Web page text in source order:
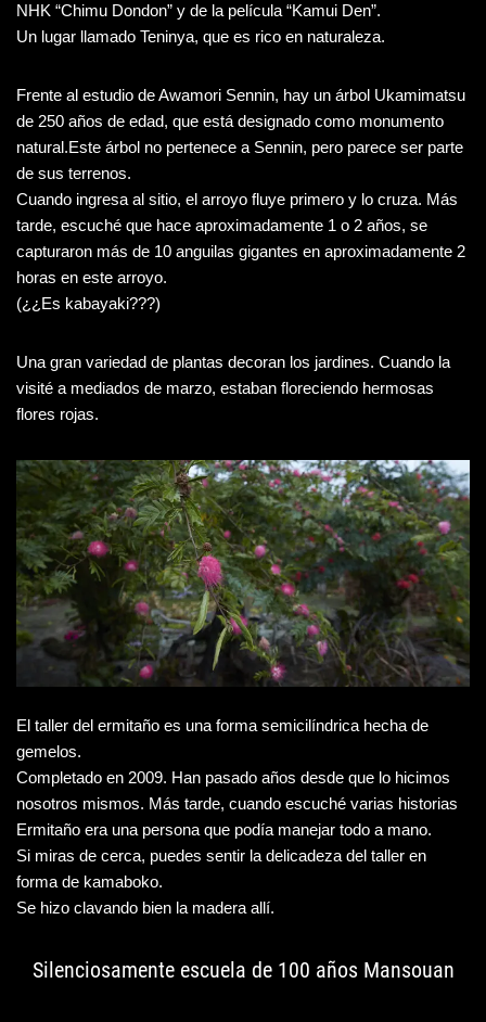
NHK “Chimu Dondon” y de la película “Kamui Den”.
Un lugar llamado Teninya, que es rico en naturaleza.
Frente al estudio de Awamori Sennin, hay un árbol Ukamimatsu
de 250 años de edad, que está designado como monumento
natural.Este árbol no pertenece a Sennin, pero parece ser parte
de sus terrenos.
Cuando ingresa al sitio, el arroyo fluye primero y lo cruza. Más
tarde, escuché que hace aproximadamente 1 o 2 años, se
capturaron más de 10 anguilas gigantes en aproximadamente 2
horas en este arroyo.
(¿¿Es kabayaki???)
Una gran variedad de plantas decoran los jardines. Cuando la
visité a mediados de marzo, estaban floreciendo hermosas
flores rojas.
El taller del ermitaño es una forma semicilíndrica hecha de
gemelos.
Completado en 2009. Han pasado años desde que lo hicimos
nosotros mismos. Más tarde, cuando escuché varias historias
Ermitaño era una persona que podía manejar todo a mano.
Si miras de cerca, puedes sentir la delicadeza del taller en
forma de kamaboko.
Se hizo clavando bien la madera allí.
Silenciosamente escuela de 100 años Mansouan